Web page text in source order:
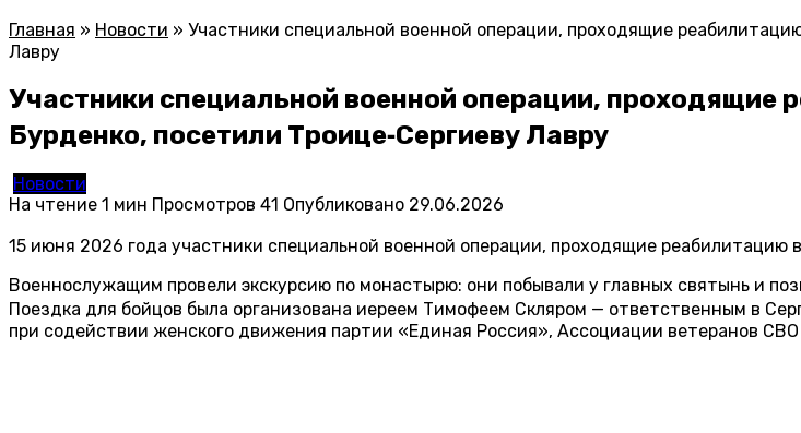
Главная » Новости » Участники специальной военной операции, проходящие
Лавру
Участники специальной военной операции,
Бурденко, посетили Троице‑Сергиеву Лавру
Новости
На чтение 1 мин Просмотров 41 Опубликовано 29.06.2026
15 июня 2026 года участники специальной военной операции, проходящие
Военнослужащим провели экскурсию по монастырю: они побывали у главных святынь и
Поездка для бойцов была организована иереем Тимофеем Скляром — ответственным в
при содействии женского движения партии «Единая Россия», Ассоциации ветеранов